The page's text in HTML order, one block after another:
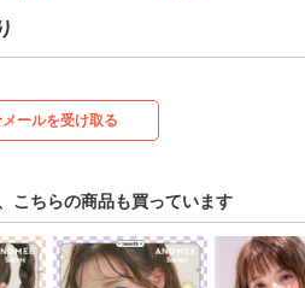
ールを受け取る
こちらの商品も買っています